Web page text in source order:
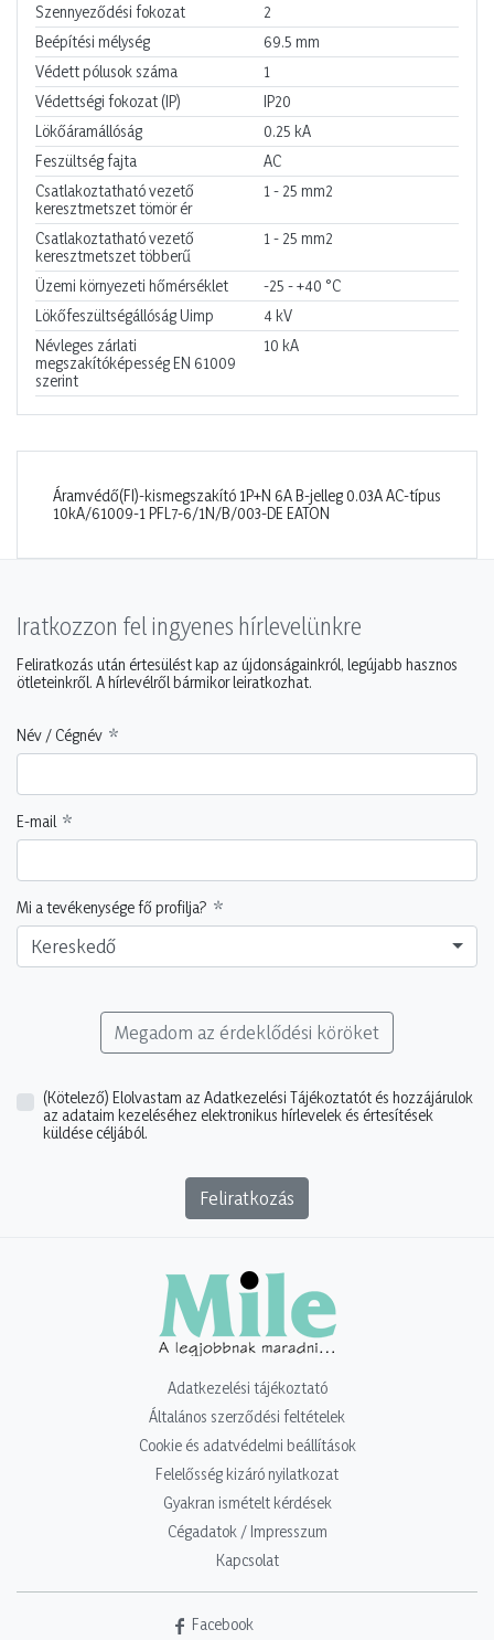
Szennyeződési fokozat
2
Beépítési mélység
69.5 mm
Védett pólusok száma
1
Védettségi fokozat (IP)
IP20
Lökőáramállóság
0.25 kA
Feszültség fajta
AC
Csatlakoztatható vezető
keresztmetszet tömör ér
1 - 25 mm2
Csatlakoztatható vezető
keresztmetszet többerű
1 - 25 mm2
Üzemi környezeti hőmérséklet -25 - +40 °C
Lökőfeszültségállóság Uimp
4 kV
Névleges zárlati
megszakítóképesség EN 61009
szerint
10 kA
Áramvédő(FI)-kismegszakító 1P+N 6A B-jelleg 0.03A AC-típus
10kA/61009-1 PFL7-6/1N/B/003-DE EATON
Iratkozzon fel ingyenes hírlevelünkre
Feliratkozás után értesülést kap az újdonságainkról, legújabb hasznos
ötleteinkről. A hírlevélről bármikor leiratkozhat.
Név / Cégnév
E-mail
Mi a tevékenysége fő profilja?
Kereskedő
Megadom az érdeklődési köröket
(Kötelező) Elolvastam az Adatkezelési Tájékoztatót és hozzájárulok
az adataim kezeléséhez elektronikus hírlevelek és értesítések
küldése céljából.
Feliratkozás
Adatkezelési tájékoztató
Általános szerződési feltételek
Cookie és adatvédelmi beállítások
Felelősség kizáró nyilatkozat
Gyakran ismételt kérdések
Cégadatok / Impresszum
Kapcsolat
Facebook